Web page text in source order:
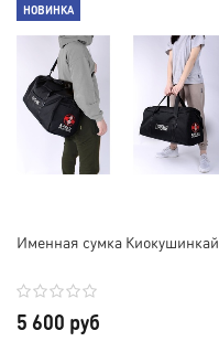
НОВИНКА
Именная сумка Киокушинкай
5 600 руб